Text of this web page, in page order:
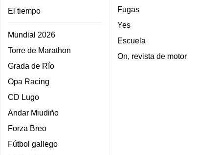
El tiempo
Mundial 2026
Torre de Marathon
Grada de Río
Opa Racing
CD Lugo
Andar Miudiño
Forza Breo
Fútbol gallego
Fugas
Yes
Escuela
On, revista de motor